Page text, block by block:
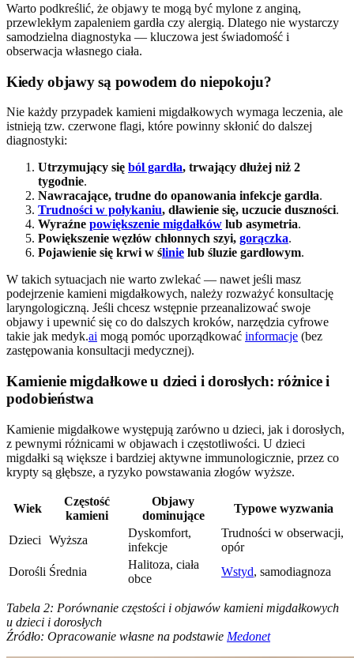
Warto podkreślić, że objawy te mogą być mylone z anginą,
przewlekłym zapaleniem gardła czy alergią. Dlatego nie wystarczy
samodzielna diagnostyka — kluczowa jest świadomość i
obserwacja własnego ciała.
Kiedy objawy są powodem do niepokoju?
Nie każdy przypadek kamieni migdałkowych wymaga leczenia, ale
istnieją tzw. czerwone flagi, które powinny skłonić do dalszej
diagnostyki:
Utrzymujący się ból gardła, trwający dłużej niż 2
tygodnie.
Nawracające, trudne do opanowania infekcje gardła.
Trudności w połykaniu, dławienie się, uczucie duszności.
Wyraźne powiększenie migdałków lub asymetria.
Powiększenie węzłów chłonnych szyi, gorączka.
Pojawienie się krwi w ślinie lub śluzie gardłowym.
W takich sytuacjach nie warto zwlekać — nawet jeśli masz
podejrzenie kamieni migdałkowych, należy rozważyć konsultację
laryngologiczną. Jeśli chcesz wstępnie przeanalizować swoje
objawy i upewnić się co do dalszych kroków, narzędzia cyfrowe
takie jak medyk.ai mogą pomóc uporządkować informacje (bez
zastępowania konsultacji medycznej).
Kamienie migdałkowe u dzieci i dorosłych: różnice i
podobieństwa
Kamienie migdałkowe występują zarówno u dzieci, jak i dorosłych,
z pewnymi różnicami w objawach i częstotliwości. U dzieci
migdałki są większe i bardziej aktywne immunologicznie, przez co
krypty są głębsze, a ryzyko powstawania złogów wyższe.
Wiek
Częstość
kamieni
Objawy
dominujące
Typowe wyzwania
Dzieci Wyższa
Dyskomfort,
infekcje
Trudności w obserwacji,
opór
Dorośli Średnia
Halitoza, ciała
obce
Wstyd, samodiagnoza
Tabela 2: Porównanie częstości i objawów kamieni migdałkowych
u dzieci i dorosłych
Źródło: Opracowanie własne na podstawie Medonet